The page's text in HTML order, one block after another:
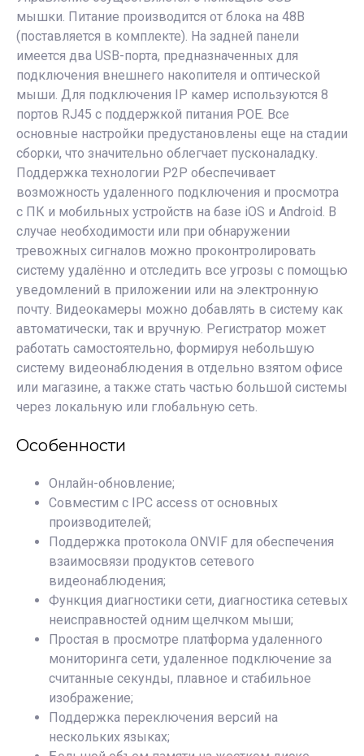
мышки. Питание производится от блока на 48В
(поставляется в комплекте). На задней панели
имеется два USB-порта, предназначенных для
подключения внешнего накопителя и оптической
мыши. Для подключения IP камер используются 8
портов RJ45 с поддержкой питания POE. Все
основные настройки предустановлены еще на стадии
сборки, что значительно облегчает пусконаладку.
Поддержка технологии P2P обеспечивает
возможность удаленного подключения и просмотра
с ПК и мобильных устройств на базе iOS и Android. В
случае необходимости или при обнаружении
тревожных сигналов можно проконтролировать
систему удалённо и отследить все угрозы с помощью
уведомлений в приложении или на электронную
почту. Видеокамеры можно добавлять в систему как
автоматически, так и вручную. Регистратор может
работать самостоятельно, формируя небольшую
систему видеонаблюдения в отдельно взятом офисе
или магазине, а также стать частью большой системы
через локальную или глобальную сеть.
Особенности
Онлайн-обновление;
Совместим с IPC access от основных
производителей;
Поддержка протокола ONVIF для обеспечения
взаимосвязи продуктов сетевого
видеонаблюдения;
Функция диагностики сети, диагностика сетевых
неисправностей одним щелчком мыши;
Простая в просмотре платформа удаленного
мониторинга сети, удаленное подключение за
считанные секунды, плавное и стабильное
изображение;
Поддержка переключения версий на
нескольких языках;